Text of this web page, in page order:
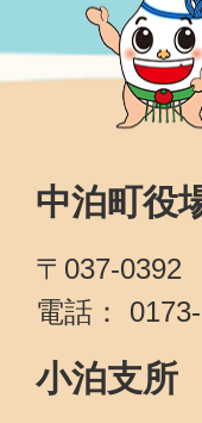
中泊町役
〒037-0392
電話：
小泊支所